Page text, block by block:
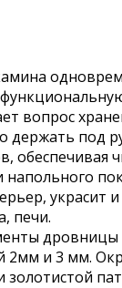
вопрос
держать под
обеспечивая
напольного
украсит
печи.
дровницы
2мм и 3 мм.
золотистой